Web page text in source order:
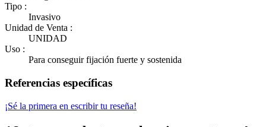
Tipo :
Invasivo
Unidad de Venta :
UNIDAD
Uso :
Para conseguir fijación fuerte y sostenida
Referencias específicas
¡Sé la primera en escribir tu reseña!